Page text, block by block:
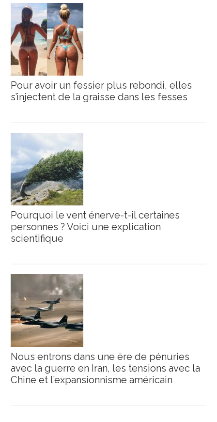
Pour avoir un fessier plus rebondi, elles
s’injectent de la graisse dans les fesses
Pourquoi le vent énerve-t-il certaines
personnes ? Voici une explication
scientifique
Nous entrons dans une ère de pénuries
avec la guerre en Iran, les tensions avec la
Chine et l’expansionnisme américain